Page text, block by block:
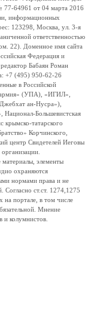
77-64961 от 04 марта 2016
информационных
123298, Москва, ул. 3-я
ответственностью
22). Доменное имя сайта
Федерация и
Бабаян Роман
+7 (495) 950-62-26
в Российской
армия» (УПА), «ИГИЛ»,
ан-Нусра»),
Большевистская
татарского
Корчинского,
центр Свидетелей Иеговы
элементы
охраняются
нормами права и не
Согласно ст.ст. 1274,1275
портале, в том числе
Мнение
и колумнистов.